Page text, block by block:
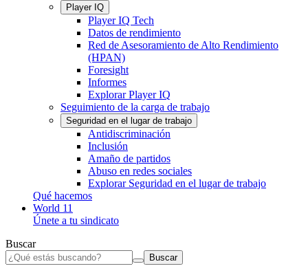
Player IQ
Player IQ Tech
Datos de rendimiento
Red de Asesoramiento de Alto Rendimiento
(HPAN)
Foresight
Informes
Explorar Player IQ
Seguimiento de la carga de trabajo
Seguridad en el lugar de trabajo
Antidiscriminación
Inclusión
Amaño de partidos
Abuso en redes sociales
Explorar Seguridad en el lugar de trabajo
Qué hacemos
World 11
Únete a tu sindicato
Buscar
Buscar